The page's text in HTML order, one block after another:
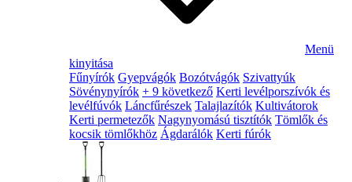
Menü
kinyitása
Fűnyírók Gyepvágók Bozótvágók Szivattyúk
Sövénynyírók + 9 következő Kerti levélporszívók és
levélfúvók Láncfűrészek Talajlazítók Kultivátorok
Kerti permetezők Nagynyomású tisztítók Tömlők és
kocsik tömlőkhöz Ágdarálók Kerti fúrók